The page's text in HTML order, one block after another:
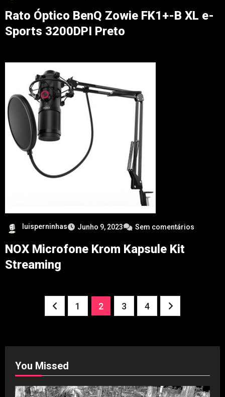
Rato Óptico BenQ Zowie FK1+-B XL e-
Sports 3200DPI Preto
luisperninhas Junho 9, 2023 Sem comentários
NOX Microfone Krom Kapsule Kit
Streaming
Paginação
conteúdos
1 2 3 4
You Missed